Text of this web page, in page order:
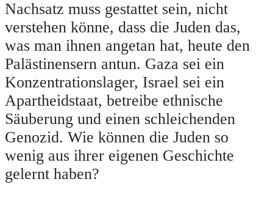
Nachsatz muss gestattet sein, nicht
verstehen könne, dass die Juden das,
was man ihnen angetan hat, heute den
Palästinensern antun. Gaza sei ein
Konzentrationslager, Israel sei ein
Apartheidstaat, betreibe ethnische
Säuberung und einen schleichenden
Genozid. Wie können die Juden so
wenig aus ihrer eigenen Geschichte
gelernt haben?